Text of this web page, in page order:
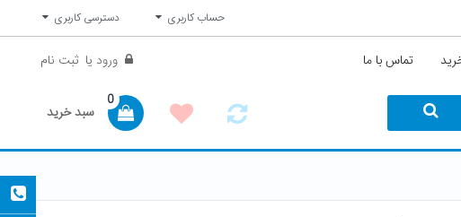
حساب کاربری دسترسی کاربری
تماس با ما ورود یا ثبت نام
سبد خرید
0